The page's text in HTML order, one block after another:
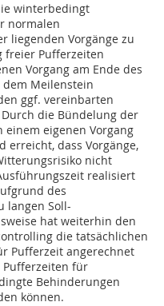
winterbedingt
normalen
liegenden Vorgänge zu
freier Pufferzeiten
Vorgang am Ende des
Meilenstein
ggf. vereinbarten
die Bündelung der
eigenen Vorgang
erreicht, dass Vorgänge,
nicht
realisiert
des
langen Soll-
hat weiterhin den
die tatsächlichen
Pufferzeit angerechnet
für
Behinderungen
können.